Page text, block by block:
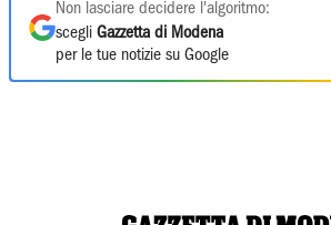
Non lasciare decidere l'algoritmo:
scegli Gazzetta di Modena
per le tue notizie su Google